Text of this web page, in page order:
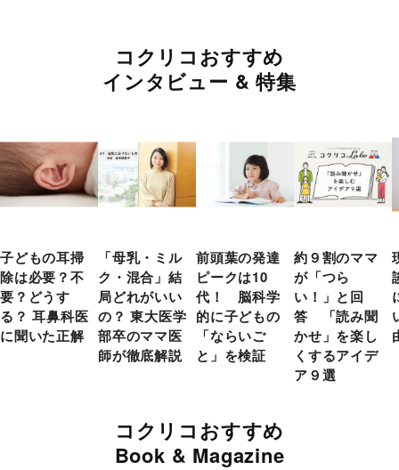
コクリコおすすめ
インタビュー & 特集
子どもの耳掃
除は必要？不
要？どうす
る？ 耳鼻科医
に聞いた正解
「母乳・ミル
ク・混合」結
局どれがいい
の？ 東大医学
部卒のママ医
師が徹底解説
前頭葉の発達
ピークは10
代！ 脳科学
的に子どもの
「ならいご
と」を検証
約９割のママ
が「つら
い！」と回
答 「読み聞
かせ」を楽し
くするアイデ
ア９選
コクリコおすすめ
Book & Magazine